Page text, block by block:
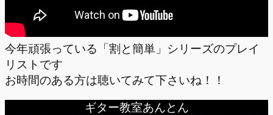
今年頑張っている「割と簡単」シリーズのプレイ
リストです
お時間のある方は聴いてみて下さいね！！
ギター教室あんとん